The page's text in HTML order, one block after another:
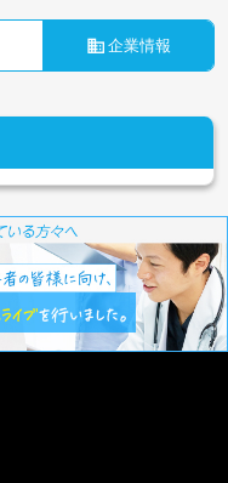
business 企業情報